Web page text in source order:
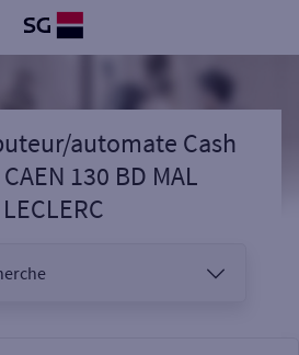
automate Cash
130 BD MAL
LECLERC